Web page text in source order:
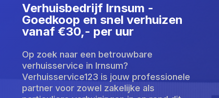
Verhuisbedrijf Irnsum -
Goedkoop en snel verhuizen
vanaf €30,- per uur
Op zoek naar een betrouwbare
verhuisservice in Irnsum?
Verhuisservice123 is jouw professionele
partner voor zowel zakelijke als